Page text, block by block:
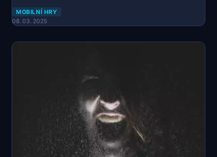
MOBILNÍ HRY
08. 03. 2025